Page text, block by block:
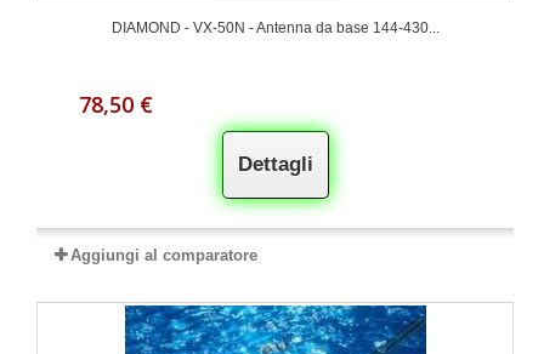
DIAMOND - VX-50N - Antenna da base 144-430...
78,50 €
Dettagli
Aggiungi al comparatore